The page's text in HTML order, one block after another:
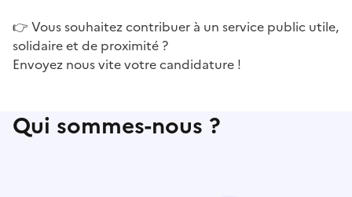
👉 Vous souhaitez contribuer à un service public utile,
solidaire et de proximité ?
Envoyez nous vite votre candidature !
Qui sommes-nous ?